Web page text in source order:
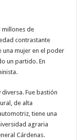
millones de
contrastante
una mujer en el poder
un partido. En
Fue bastión
de alta
tiene una
agraria
Cárdenas.